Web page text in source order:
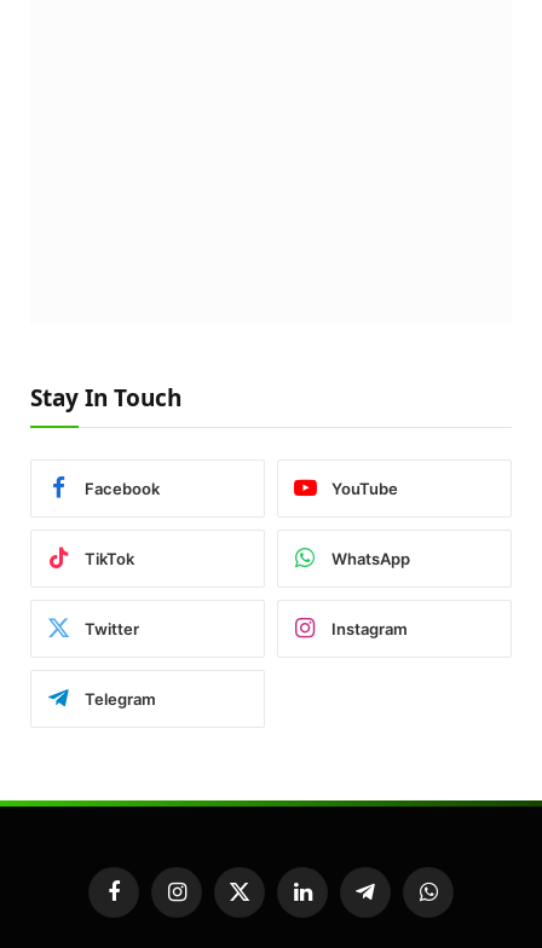
Stay In Touch
Facebook YouTube
TikTok WhatsApp
Twitter Instagram
Telegram
FacebookInstagram
X
(Twitter)
LinkedInTelegramWhatsApp